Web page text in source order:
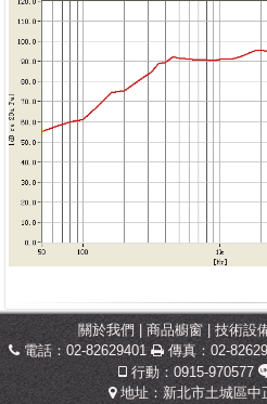
關於我們 商品櫥窗 技術設
電話：02-82629401
傳真：02-
行動：0915-970577
地址：新北市土城區中